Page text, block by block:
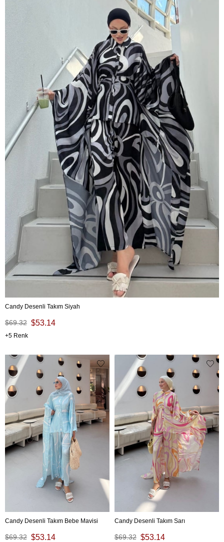
Candy Desenli Takım Siyah
$53.14
$69.32
5
Candy Desenli Takım Bebe Mavisi
$53.14
$69.32
Candy Desenli Takım Sarı
$53.14
$69.32